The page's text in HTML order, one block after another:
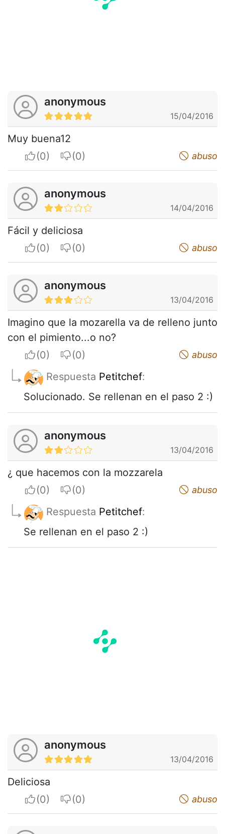
anonymous
15/04/2016
Muy buena12
I apreciateI do not appreciate abuso
anonymous
14/04/2016
Fácil y deliciosa
I apreciateI do not appreciate abuso
anonymous
13/04/2016
Imagino que la mozarella va de relleno junto
con el pimiento...o no?
I apreciateI do not appreciate abuso
Respuesta Petitchef:
Solucionado. Se rellenan en el paso 2 :)
anonymous
13/04/2016
¿ que hacemos con la mozzarela
I apreciateI do not appreciate abuso
Respuesta Petitchef:
Se rellenan en el paso 2 :)
anonymous
13/04/2016
Deliciosa
I apreciateI do not appreciate abuso